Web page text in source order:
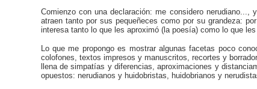
Comienzo con una declaración: me considero
atraen tanto por sus pequeñeces como por su grandeza:
interesa tanto lo que les aproximó (la poesía) como lo que
Lo que me propongo es mostrar algunas facetas poco
colofones, textos impresos y manuscritos, recortes y
llena de simpatías y diferencias, aproximaciones y
opuestos: nerudianos y huidobristas, huidobrianos y